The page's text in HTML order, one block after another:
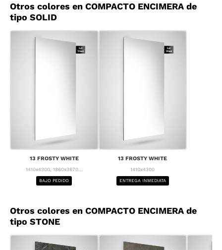
Otros colores en COMPACTO ENCIMERA de
tipo SOLID
13 FROSTY WHITE
1410x4300, 1860x3670...
BAJO PEDIDO
13 FROSTY WHITE
1410x4300
ENTREGA INMEDIATA
Otros colores en COMPACTO ENCIMERA de
tipo STONE